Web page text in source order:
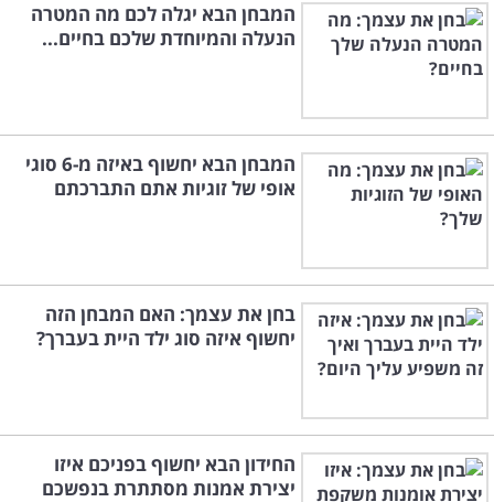
המבחן הבא יגלה לכם מה המטרה
הנעלה והמיוחדת שלכם בחיים...
המבחן הבא יחשוף באיזה מ-6 סוגי
אופי של זוגיות אתם התברכתם
בחן את עצמך: האם המבחן הזה
יחשוף איזה סוג ילד היית בעברך?
החידון הבא יחשוף בפניכם איזו
יצירת אמנות מסתתרת בנפשכם